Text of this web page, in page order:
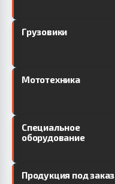
Грузовики
Мототехника
Специальное
оборудование
Продукция под заказ